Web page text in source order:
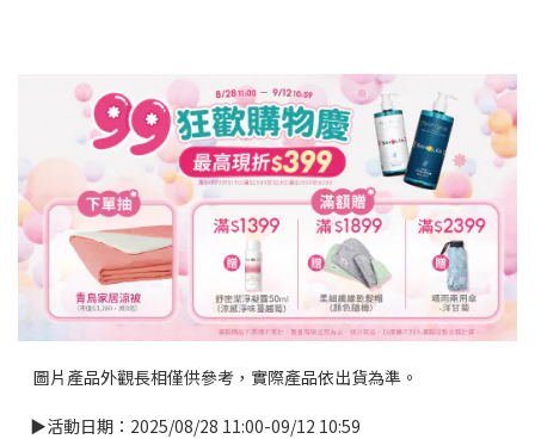
圖片產品外觀長相僅供參考，實際產品依出貨為準。
▶活動日期：2025/08/28 11:00-09/12 10:59